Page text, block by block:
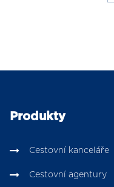
Produkty
Cestovní kanceláře
Cestovní agentury